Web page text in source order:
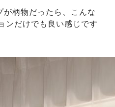
柄物だったら、こんな
ンだけでも良い感じです